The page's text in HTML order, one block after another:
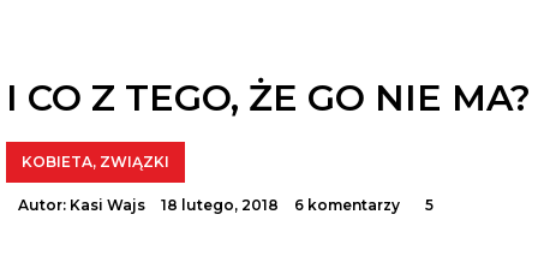
I CO Z TEGO, ŻE GO NIE MA?
KOBIETA, ZWIĄZKI
Autor: Kasi Wajs 18 lutego, 2018 6 komentarzy 5